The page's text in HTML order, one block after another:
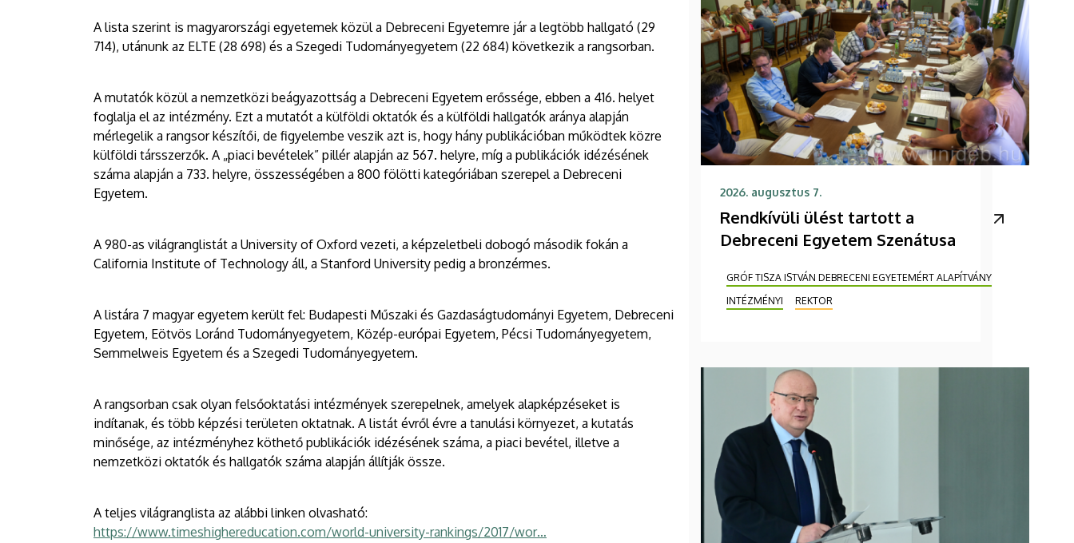
A lista szerint is magyarországi egyetemek közül a Debreceni Egyetemre jár a legtöbb hallgató (29
714), utánunk az ELTE (28 698) és a Szegedi Tudományegyetem (22 684) következik a rangsorban.
A mutatók közül a nemzetközi beágyazottság a Debreceni Egyetem erőssége, ebben a 416. helyet
foglalja el az intézmény. Ezt a mutatót a külföldi oktatók és a külföldi hallgatók aránya alapján
mérlegelik a rangsor készítői, de figyelembe veszik azt is, hogy hány publikációban működtek közre
külföldi társszerzők. A „piaci bevételek” pillér alapján az 567. helyre, míg a publikációk idézésének
száma alapján a 733. helyre, összességében a 800 fölötti kategóriában szerepel a Debreceni
Egyetem.
A 980-as világranglistát a University of Oxford vezeti, a képzeletbeli dobogó második fokán a
California Institute of Technology áll, a Stanford University pedig a bronzérmes.
A listára 7 magyar egyetem került fel: Budapesti Műszaki és Gazdaságtudományi Egyetem, Debreceni
Egyetem, Eötvös Loránd Tudományegyetem, Közép-európai Egyetem, Pécsi Tudományegyetem,
Semmelweis Egyetem és a Szegedi Tudományegyetem.
A rangsorban csak olyan felsőoktatási intézmények szerepelnek, amelyek alapképzéseket is
indítanak, és több képzési területen oktatnak. A listát évről évre a tanulási környezet, a kutatás
minősége, az intézményhez köthető publikációk idézésének száma, a piaci bevétel, illetve a
nemzetközi oktatók és hallgatók száma alapján állítják össze.
A teljes világranglista az alábbi linken olvasható:
https://www.timeshighereducation.com/world-university-rankings/2017/wor…
2026. augusztus 7.
Rendkívüli ülést tartott a
Debreceni Egyetem Szenátusa
GRÓF TISZA ISTVÁN DEBRECENI EGYETEMÉRT ALAPÍTVÁNY
INTÉZMÉNYI
REKTOR